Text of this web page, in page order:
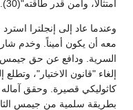
امتثالاً، وآمن قدر طاقته"(30).
وعندما عاد إلى إنجلترا
معه أن يكون أميناً. وخدم
السرية. ودافع عن حق
إلغاء "قانون الاختيار"،
كاثوليكي قصيرة. وحقق آماله
بطريقة سلمية من جيمس